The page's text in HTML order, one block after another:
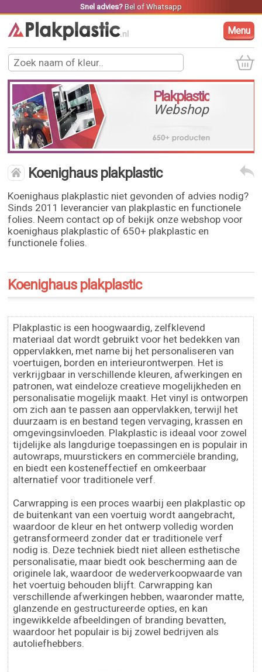
Snel advies? Belof Whatsapp
Menu
Plakplastic
Webshop
Koenighaus plakplastic
Koenighaus plakplastic niet gevonden of advies nodig?
Sinds 2011 leverancier van plakplastic en functionele
folies. Neem contact op of bekijk onze webshop voor
koenighaus plakplastic of 650+ plakplastic en
functionele folies.
Koenighaus plakplastic
Plakplastic is een hoogwaardig, zelfklevend
materiaal dat wordt gebruikt voor het bedekken van
oppervlakken, met name bij het personaliseren van
voertuigen, borden en interieurontwerpen. Het is
verkrijgbaar in verschillende kleuren, afwerkingen en
patronen, wat eindeloze creatieve mogelijkheden en
personalisatie mogelijk maakt. Het vinyl is ontworpen
om zich aan te passen aan oppervlakken, terwijl het
duurzaam is en bestand tegen vervaging, krassen en
omgevingsinvloeden. Plakplastic is ideaal voor zowel
tijdelijke als langdurige toepassingen en is populair in
autowraps, muurstickers en commerciële branding,
en biedt een kosteneffectief en omkeerbaar
alternatief voor traditionele verf.
Carwrapping is een proces waarbij een plakplastic op
de buitenkant van een voertuig wordt aangebracht,
waardoor de kleur en het ontwerp volledig worden
getransformeerd zonder dat er traditionele verf
nodig is. Deze techniek biedt niet alleen esthetische
personalisatie, maar biedt ook bescherming aan de
originele lak, waardoor de wederverkoopwaarde van
het voertuig behouden blijft. Carwrapping kan
verschillende afwerkingen hebben, waaronder matte,
glanzende en gestructureerde opties, en kan
ingewikkelde afbeeldingen of branding bevatten,
waardoor het populair is bij zowel bedrijven als
autoliefhebbers.